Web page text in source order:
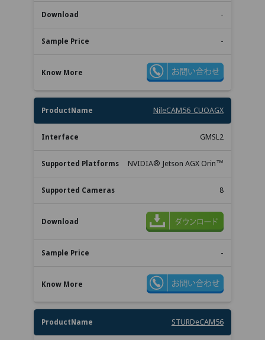
-
-
NileCAM56_CUOAGX
GMSL2
NVIDIA® Jetson AGX Orin™
8
-
STURDeCAM56